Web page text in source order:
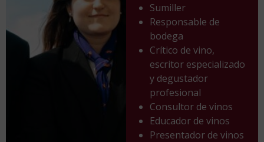
Sumiller
Responsable de
bodega
Crítico de vino,
escritor especializado
y degustador
profesional
Consultor de vinos
Educador de vinos
Presentador de vinos